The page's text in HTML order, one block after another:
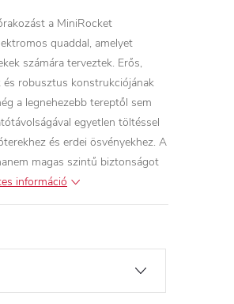
a MiniRocket
quaddal, amelyet
számára terveztek. Erős,
robusztus konstrukciójának
a legnehezebb tereptől sem
egyetlen töltéssel
és erdei ösvényekhez. A
magas szintű biztonságot
információ